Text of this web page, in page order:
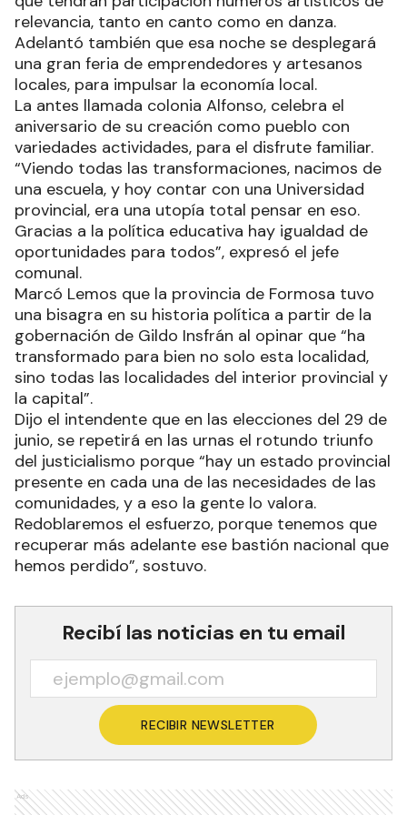
relevancia, tanto en canto como en danza.
Adelantó también que esa noche se desplegará
una gran feria de emprendedores y artesanos
locales, para impulsar la economía local.
La antes llamada colonia Alfonso, celebra el
aniversario de su creación como pueblo con
variedades actividades, para el disfrute familiar.
“Viendo todas las transformaciones, nacimos de
una escuela, y hoy contar con una Universidad
provincial, era una utopía total pensar en eso.
Gracias a la política educativa hay igualdad de
oportunidades para todos”, expresó el jefe
comunal.
Marcó Lemos que la provincia de Formosa tuvo
una bisagra en su historia política a partir de la
gobernación de Gildo Insfrán al opinar que “ha
transformado para bien no solo esta localidad,
sino todas las localidades del interior provincial y
la capital”.
Dijo el intendente que en las elecciones del 29 de
junio, se repetirá en las urnas el rotundo triunfo
del justicialismo porque “hay un estado provincial
presente en cada una de las necesidades de las
comunidades, y a eso la gente lo valora.
Redoblaremos el esfuerzo, porque tenemos que
recuperar más adelante ese bastión nacional que
hemos perdido”, sostuvo.
Recibí las noticias en tu email
RECIBIR NEWSLETTER
Ads